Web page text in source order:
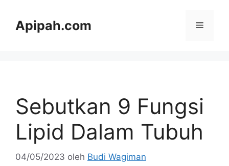
Apipah.com Menu
Sebutkan 9 Fungsi
Lipid Dalam Tubuh
04/05/2023 oleh Budi Wagiman